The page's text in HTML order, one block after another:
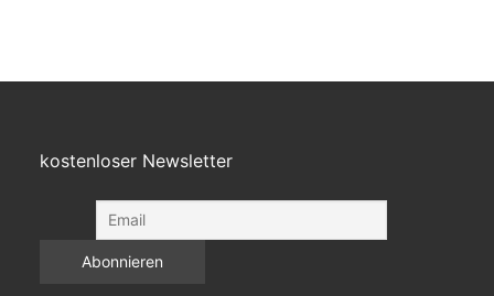
kostenloser Newsletter